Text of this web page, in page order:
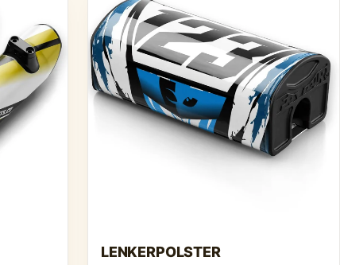
LENKERPOLSTER